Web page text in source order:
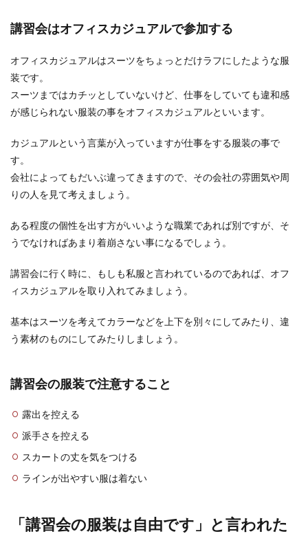
講習会はオフィスカジュアルで参加する
オフィスカジュアルはスーツをちょっとだけラフにしたような服
装です。
スーツまではカチッとしていないけど、仕事をしていても違和感
が感じられない服装の事をオフィスカジュアルといいます。
カジュアルという言葉が入っていますが仕事をする服装の事で
す。
会社によってもだいぶ違ってきますので、その会社の雰囲気や周
りの人を見て考えましょう。
ある程度の個性を出す方がいいような職業であれば別ですが、そ
うでなければあまり着崩さない事になるでしょう。
講習会に行く時に、もしも私服と言われているのであれば、オフ
ィスカジュアルを取り入れてみましょう。
基本はスーツを考えてカラーなどを上下を別々にしてみたり、違
う素材のものにしてみたりしましょう。
講習会の服装で注意すること
露出を控える
派手さを控える
スカートの丈を気をつける
ラインが出やすい服は着ない
「講習会の服装は自由です」と言われた